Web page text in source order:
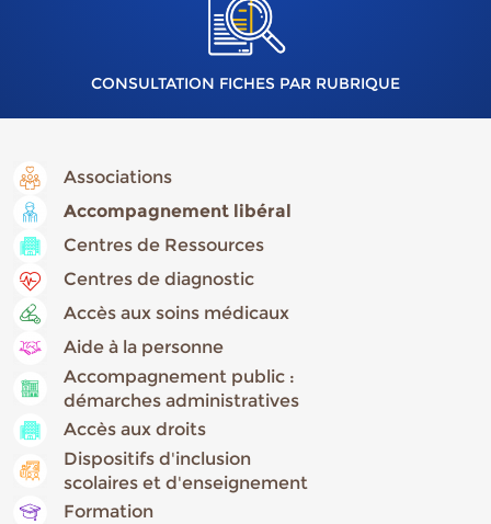
CONSULTATION FICHES PAR RUBRIQUE
Associations
Accompagnement libéral
Centres de Ressources
Centres de diagnostic
Accès aux soins médicaux
Aide à la personne
Accompagnement public :
démarches administratives
Accès aux droits
Dispositifs d'inclusion
scolaires et d'enseignement
Formation